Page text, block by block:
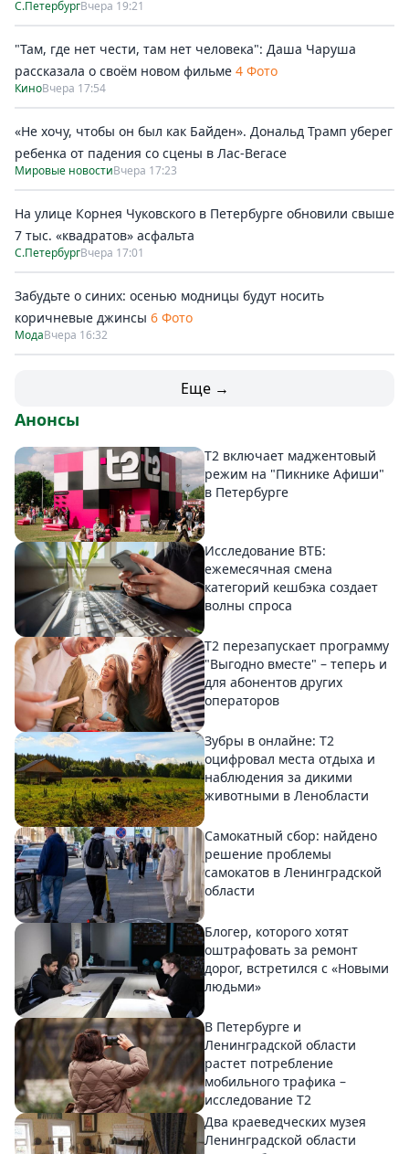
С.ПетербургВчера 19:21
"Там, где нет чести, там нет человека": Даша Чаруша
рассказала о своём новом фильме 4 Фото
КиноВчера 17:54
«Не хочу, чтобы он был как Байден». Дональд Трамп уберег
ребенка от падения со сцены в Лас-Вегасе
Мировые новостиВчера 17:23
На улице Корнея Чуковского в Петербурге обновили свыше
7 тыс. «квадратов» асфальта
С.ПетербургВчера 17:01
Забудьте о синих: осенью модницы будут носить
коричневые джинсы 6 Фото
МодаВчера 16:32
Еще →
Анонсы
Т2 включает маджентовый
режим на "Пикнике Афиши"
в Петербурге
Исследование ВТБ:
ежемесячная смена
категорий кешбэка создает
волны спроса
Т2 перезапускает программу
"Выгодно вместе" – теперь и
для абонентов других
операторов
Зубры в онлайне: Т2
оцифровал места отдыха и
наблюдения за дикими
животными в Ленобласти
Самокатный сбор: найдено
решение проблемы
самокатов в Ленинградской
области
Блогер, которого хотят
оштрафовать за ремонт
дорог, встретился с «Новыми
людьми»
В Петербурге и
Ленинградской области
растет потребление
мобильного трафика –
исследование T2
Два краеведческих музея
Ленинградской области